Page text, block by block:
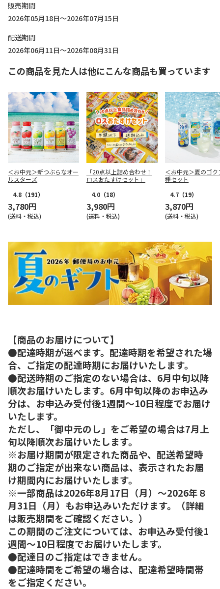
販売期間
2026年05月18日～2026年07月15日
配送期間
2026年06月11日～2026年08月31日
この商品を見た人は他にこんな商品も買っています
＜お中元＞新つぶらなオー
ルスターズ
4.8 （191）
3,780円
(送料・税込)
「20点以上詰め合わせ！
ロスおたすけセット」
4.0 （18）
3,980円
(送料・税込)
＜お中元＞夏のゴク
種セット
4.7 （19）
3,870円
(送料・税込)
【商品のお届けについて】
●配達時期が選べます。配達時期を希望された場
合、ご指定の配達時期にお届けいたします。
●配送時期のご指定のない場合は、6月中旬以降
順次お届けいたします。6月中旬以降のお申込み
分は、お申込み受付後1週間～10日程度でお届け
いたします。
ただし、「御中元のし」をご希望の場合は7月上
旬以降順次お届けいたします。
※お届け期間が限定された商品や、配送希望時
期のご指定が出来ない商品は、表示されたお届
け期間内にお届けいたします。
※一部商品は2026年8月17日（月）～2026年８
月31日（月）もお申込みいただけます。（詳細
は販売期間をご確認ください。）
この期間のご注文については、お申込み受付後1
週間～10日程度でお届けいたします。
●配達日のご指定はできません。
●配達時間をご希望の場合は、配達希望時間帯
をご指定ください。